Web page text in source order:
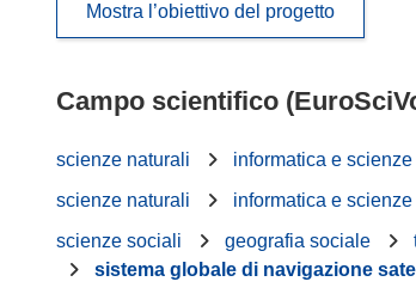
Mostra l’obiettivo del progetto
Campo scientifico
scienze naturali informatica e
scienze naturali
informatica e
scienze sociali
geografia sociale
sistema globale di navigazione